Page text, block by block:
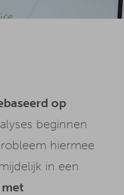
op
beginnen
hiermee
in een